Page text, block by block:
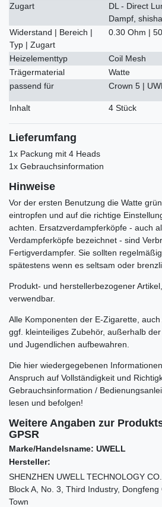
Zugart
DL - Direct
Dampf,
Widerstand | Bereich |
Typ | Zugart
0.30 Ohm |
Heizelementtyp
Coil Mesh
Trägermaterial
Watte
passend für
Crown 5 |
Inhalt 4 Stück
Lieferumfang
1x Packung mit 4 Heads
1x Gebrauchsinformation
Hinweise
Vor der ersten Benutzung die Watte
eintropfen und auf die richtige
achten. Ersatzverdampferköpfe - auch
Verdampferköpfe bezeichnet - sind
Fertigverdampfer. Sie sollten
spätestens wenn es seltsam oder
Produkt- und herstellerbezogener
verwendbar.
Alle Komponenten der E-Zigarette,
ggf. kleinteiliges Zubehör, außerhalb
und Jugendlichen aufbewahren.
Die hier wiedergegebenen
Anspruch auf Vollständigkeit und
Gebrauchsinformation /
lesen und befolgen!
Weitere Angaben zur
GPSR
Marke/Handelsname: UWELL
Hersteller:
SHENZHEN UWELL TECHNOLOGY
Block A, No. 3, Third Industry,
Town